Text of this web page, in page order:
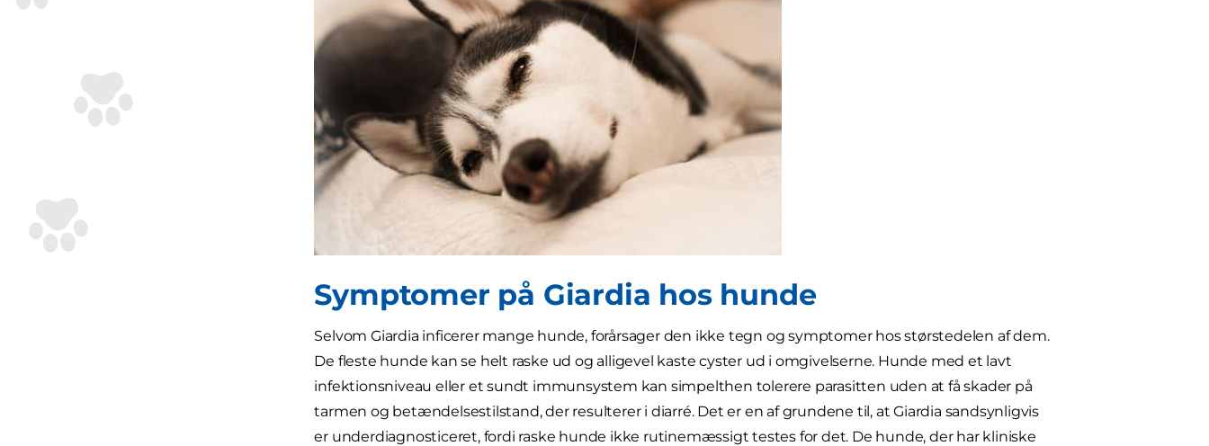
Symptomer på Giardia hos hunde
Selvom Giardia inficerer mange hunde, forårsager den ikke tegn og symptomer hos størstedelen af dem.
De fleste hunde kan se helt raske ud og alligevel kaste cyster ud i omgivelserne. Hunde med et lavt
infektionsniveau eller et sundt immunsystem kan simpelthen tolerere parasitten uden at få skader på
tarmen og betændelsestilstand, der resulterer i diarré. Det er en af grundene til, at Giardia sandsynligvis
er underdiagnosticeret, fordi raske hunde ikke rutinemæssigt testes for det. De hunde, der har kliniske